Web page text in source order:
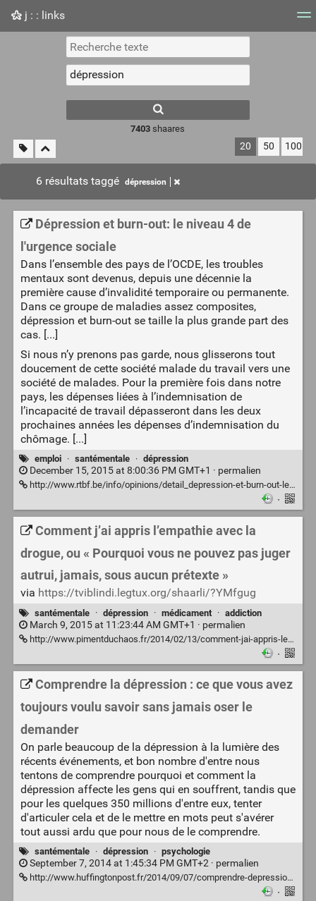
j : : links
Nuage de tags Mur d'images
7403 shaares
20 50 100
6 résultats taggé dépression
Dépression et burn-out: le niveau 4 de
l'urgence sociale
Dans l’ensemble des pays de l’OCDE, les troubles
mentaux sont devenus, depuis une décennie la
première cause d’invalidité temporaire ou permanente.
Dans ce groupe de maladies assez composites,
dépression et burn-out se taille la plus grande part des
cas. [...]
Si nous n’y prenons pas garde, nous glisserons tout
doucement de cette société malade du travail vers une
société de malades. Pour la première fois dans notre
pays, les dépenses liées à l’indemnisation de
l’incapacité de travail dépasseront dans les deux
prochaines années les dépenses d’indemnisation du
chômage. [...]
emploi · santémentale · dépression
December 15, 2015 at 8:00:36 PM GMT+1 · permalien
http://www.rtbf.be/info/opinions/detail_depression-et-burn-out-le-niveau-4-de-l-urgence-sociale?id=9165098
·
Comment j’ai appris l’empathie avec la
drogue, ou « Pourquoi vous ne pouvez pas juger
autrui, jamais, sous aucun prétexte »
via https://tviblindi.legtux.org/shaarli/?YMfgug
santémentale · dépression · médicament · addiction
March 9, 2015 at 11:23:44 AM GMT+1 · permalien
http://www.pimentduchaos.fr/2014/02/13/comment-jai-appris-lempathie-avec-la-drogue-ou-pourquoi-vous-ne-pouvez-pas-juger-autrui-jamais-sous-aucun-pretexte/
·
Comprendre la dépression : ce que vous avez
toujours voulu savoir sans jamais oser le
demander
On parle beaucoup de la dépression à la lumière des
récents événements, et bon nombre d'entre nous
tentons de comprendre pourquoi et comment la
dépression affecte les gens qui en souffrent, tandis que
pour les quelques 350 millions d'entre eux, tenter
d'articuler cela et de le mettre en mots peut s'avérer
tout aussi ardu que pour nous de le comprendre.
santémentale · dépression · psychologie
September 7, 2014 at 1:45:34 PM GMT+2 · permalien
http://www.huffingtonpost.fr/2014/09/07/comprendre-depression-ce-que-vous-avez-toujours-voulu-savoir-sans-jamais-oser-demander_n_5729434.html
·